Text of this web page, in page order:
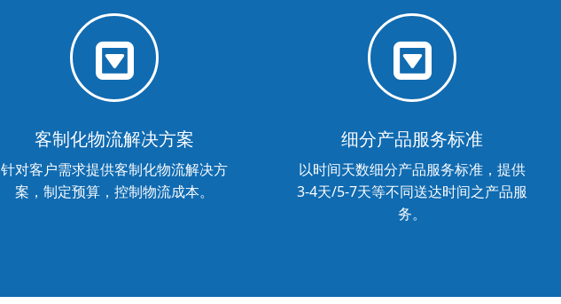
客制化物流解决方案
针对客户需求提供客制化物流解决方
案，制定预算，控制物流成本。
细分产品服务标准
以时间天数细分产品服务标准，提供
3-4天/5-7天等不同送达时间之产品服
务。